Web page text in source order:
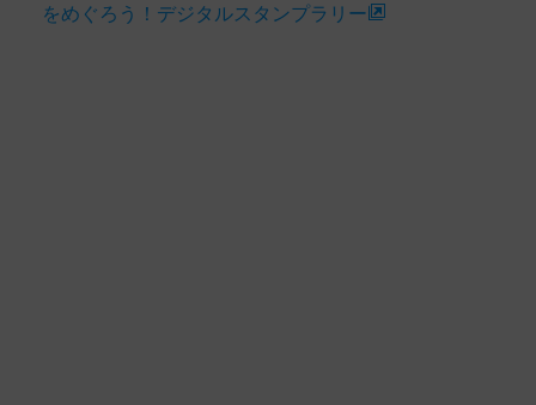
をめぐろう！デジタルスタンプラリー